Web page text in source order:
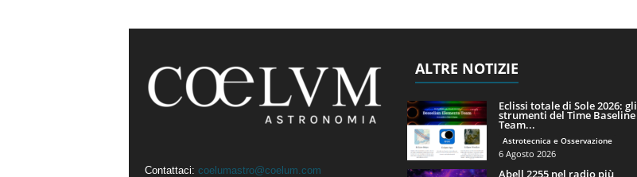
Contattaci: coelumastro@coelum.com
ALTRE NOTIZIE
Eclissi totale di Sole 2026: gli
strumenti del Time Baseline
Team...
Astrotecnica e Osservazione
6 Agosto 2026